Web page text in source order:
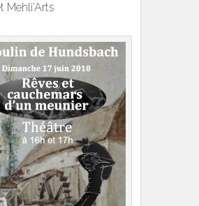
Mehli’Arts